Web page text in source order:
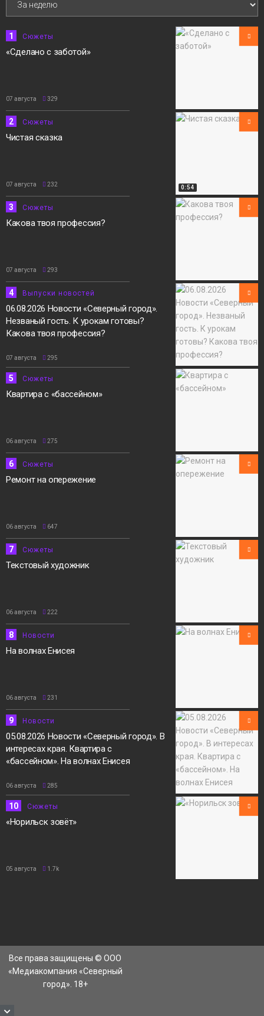
1 Сюжеты
«Сделано с заботой»
07 августа 329
0:54
2 Сюжеты
Чистая сказка
07 августа 232
3 Сюжеты
Какова твоя профессия?
07 августа 293
4 Выпуски новостей
06.08.2026 Новости «Северный город».
Незваный гость. К урокам готовы?
Какова твоя профессия?
07 августа 295
5 Сюжеты
Квартира с «бассейном»
06 августа 275
6 Сюжеты
Ремонт на опережение
06 августа 647
7 Сюжеты
Текстовый художник
06 августа 222
8 Новости
На волнах Енисея
06 августа 231
9 Новости
05.08.2026 Новости «Северный город». В
интересах края. Квартира с
«бассейном». На волнах Енисея
06 августа 285
10 Сюжеты
«Норильск зовёт»
05 августа 1.7k
Все права защищены © ООО
«Медиакомпания «Северный
город». 18+